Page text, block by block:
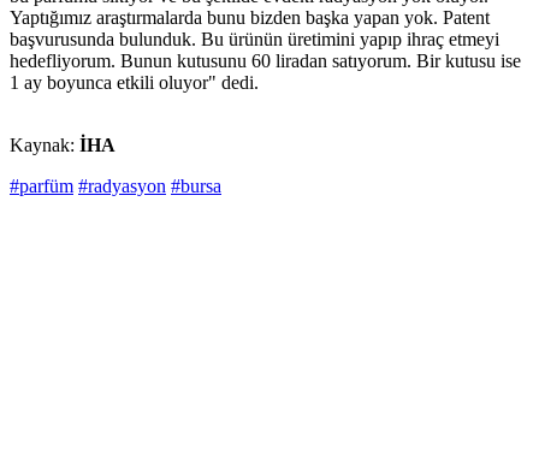
Yaptığımız araştırmalarda bunu bizden başka yapan yok. Patent
başvurusunda bulunduk. Bu ürünün üretimini yapıp ihraç etmeyi
hedefliyorum. Bunun kutusunu 60 liradan satıyorum. Bir kutusu ise
1 ay boyunca etkili oluyor" dedi.
Kaynak: İHA
#parfüm #radyasyon #bursa